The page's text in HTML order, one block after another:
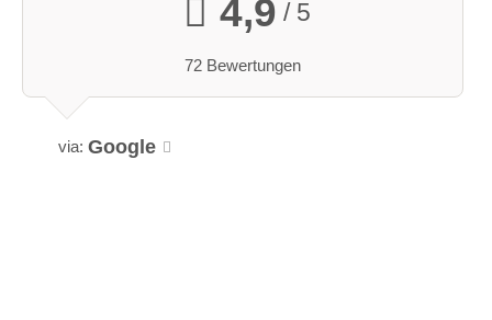
4,9 / 5
72 Bewertungen
via: Google